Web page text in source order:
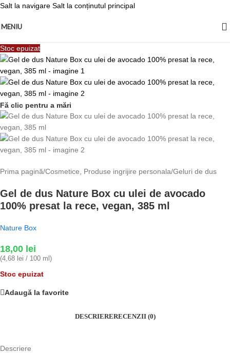
Salt la navigare Salt la conținutul principal
MENIU
Stoc epuizat
Fă clic pentru a mări
Prima pagină/Cosmetice, Produse ingrijire personala/Geluri de dus
Gel de dus Nature Box cu ulei de avocado
100% presat la rece, vegan, 385 ml
Nature Box
18,00 lei
(4,68 lei / 100 ml)
Stoc epuizat
Adaugă la favorite
DESCRIERERECENZII (0)
Descriere